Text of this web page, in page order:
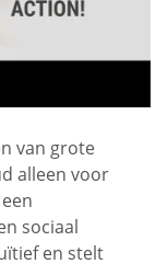
van grote
alleen voor
sociaal
en stelt